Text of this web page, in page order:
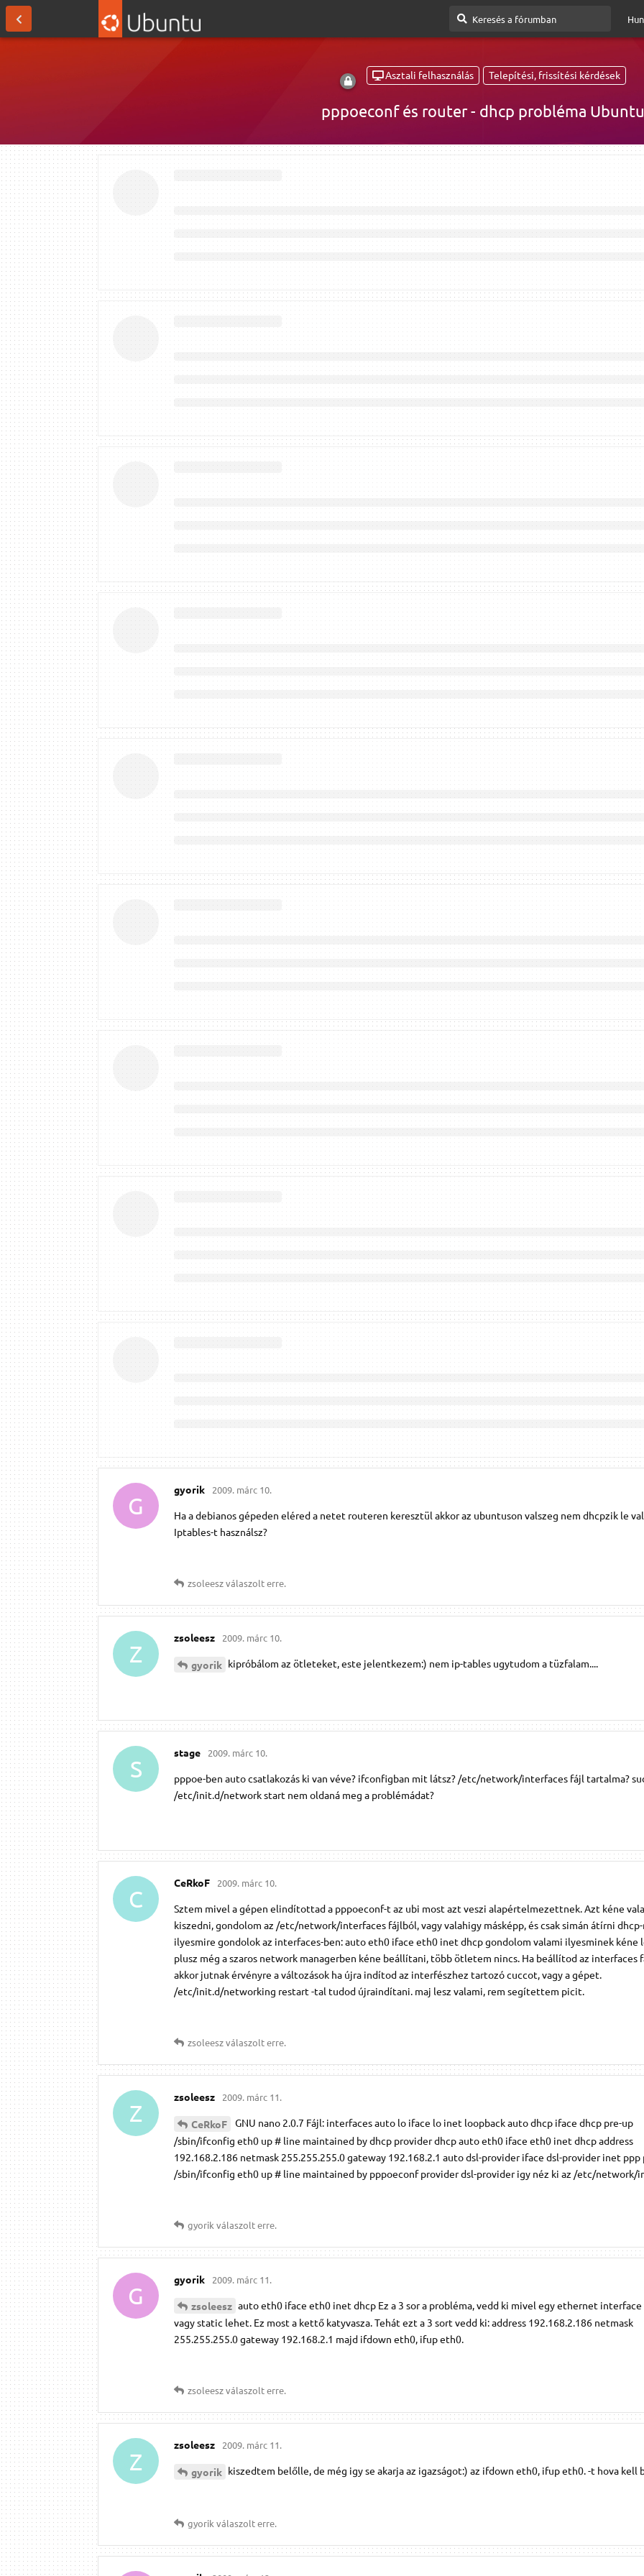
Asztali felhasználás Telepítési, frissítési kérdések
pppoeconf és router - dhcp probléma Ubuntu
G
gyorik 2009. márc 10.
Ha a debianos gépeden eléred a netet routeren keresztül akkor az ubuntuson valszeg nem dhcpzik le
Iptables-t használsz?
zsoleeszválaszolt erre.
Z
zsoleesz 2009. márc 10.
gyorik kipróbálom az ötleteket, este jelentkezem:) nem ip-tables ugytudom a tüzfalam....
S
stage 2009. márc 10.
pppoe-ben auto csatlakozás ki van véve? ifconfigban mit látsz? /etc/network/interfaces fájl tartalma?
/etc/init.d/network start nem oldaná meg a problémádat?
C
CeRkoF 2009. márc 10.
Sztem mivel a gépen elindítottad a pppoeconf-t az ubi most azt veszi alapértelmezettnek. Azt kéne
kiszedni, gondolom az /etc/network/interfaces fájlból, vagy valahigy másképp, és csak simán átírni dhcp-
ilyesmire gondolok az interfaces-ben: auto eth0 iface eth0 inet dhcp gondolom valami ilyesminek kéne
plusz még a szaros network managerben kéne beállítani, több ötletem nincs. Ha beállítod az interfaces
akkor jutnak érvényre a változások ha újra indítod az interfészhez tartozó cuccot, vagy a gépet.
/etc/init.d/networking restart -tal tudod újraindítani. maj lesz valami, rem segítettem picit.
zsoleeszválaszolt erre.
Z
zsoleesz 2009. márc 11.
CeRkoF
GNU nano 2.0.7 Fájl: interfaces auto lo iface lo inet loopback auto dhcp iface dhcp pre-up
/sbin/ifconfig eth0 up # line maintained by dhcp provider dhcp auto eth0 iface eth0 inet dhcp address
192.168.2.186 netmask 255.255.255.0 gateway 192.168.2.1 auto dsl-provider iface dsl-provider inet ppp
/sbin/ifconfig eth0 up # line maintained by pppoeconf provider dsl-provider igy néz ki az /etc/network/
gyorik válaszolt erre.
G
gyorik 2009. márc 11.
zsoleesz auto eth0 iface eth0 inet dhcp Ez a 3 sor a probléma, vedd ki mivel egy ethernet interface
vagy static lehet. Ez most a kettő katyvasza. Tehát ezt a 3 sort vedd ki: address 192.168.2.186 netmask
255.255.255.0 gateway 192.168.2.1 majd ifdown eth0, ifup eth0.
zsoleeszválaszolt erre.
Z
zsoleesz 2009. márc 11.
gyorik kiszedtem belőlle, de még igy se akarja az igazságot:) az ifdown eth0, ifup eth0. -t hova kell
gyorik válaszolt erre.